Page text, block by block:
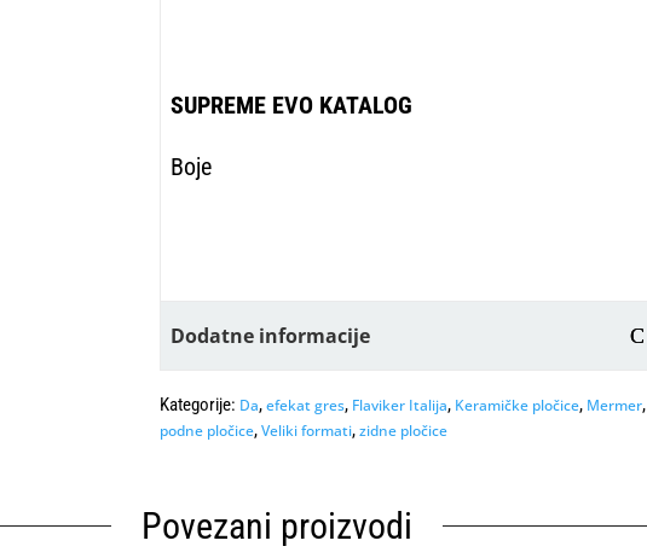
SUPREME EVO KATALOG
Boje
Dodatne informacije
Kategorije: Da,efekat gres, Flaviker Italija, Keramičke pločice, Mermer,
podne pločice,Veliki formati,zidne pločice
Povezani proizvodi